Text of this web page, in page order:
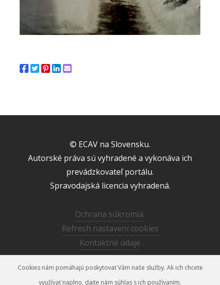
© ECAV na Slovensku.
Autorské práva sú vyhradené a vykonáva ich
prevádzkovateľ portálu.
Spravodajská licencia vyhradená.
Ochrana súkromia
Refresh nastavení cookies
Kontaktné údaje
RealizáciaFlowis s.r.o.2019 - 2026
Cookies nám pomáhajú poskytovať Vám naše služby. Ak ich chcete
využívať naplno, dajte nám súhlas s ich používaním.